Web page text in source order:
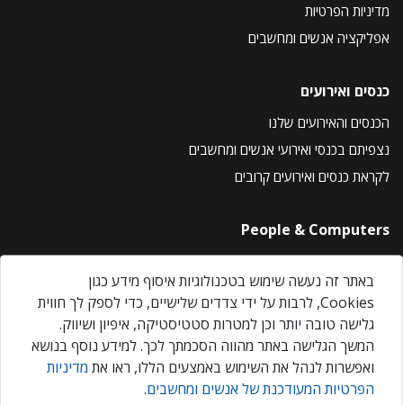
מדיניות הפרטיות
אפליקציה אנשים ומחשבים
כנסים ואירועים
הכנסים והאירועים שלנו
נצפיתם בכנסי ואירועי אנשים ומחשבים
לקראת כנסים ואירועים קרובים
People & Computers
About Us
Privacy Policy
Contact Us
Our Events
באתר זה נעשה שימוש בטכנולוגיות איסוף מידע כגון
Cookies, לרבות על ידי צדדים שלישיים, כדי לספק לך חווית
גלישה טובה יותר וכן למטרות סטטיסטיקה, איפיון ושיווק.
המשך הגלישה באתר מהווה הסכמתך לכך. למידע נוסף בנושא
ואפשרות לנהל את השימוש באמצעים הללו, ראו את מדיניות
הפרטיות המעודכנת של אנשים ומחשבים.